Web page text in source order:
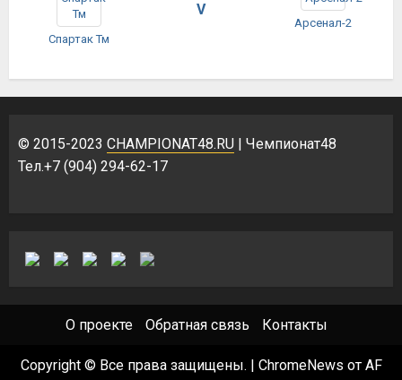
Спартак Тм
V
Арсенал-2
© 2015-2023 CHAMPIONAT48.RU | Чемпионат48
Тел.+7 (904) 294-62-17
О проекте Обратная связь Контакты
Copyright © Все права защищены. ChromeNews от AF